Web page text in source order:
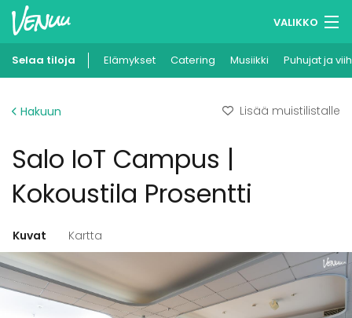
VALIKKO
Muistilistasi
Ilmoita kohteesi
Selaa tiloja Elämykset Catering Musiikki Puhujat ja
Hakuun Lisää muistilistalle
Salo IoT Campus |
Kokoustila Prosentti
Kuvat Kartta